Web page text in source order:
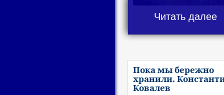
Читать далее
Пока мы бережно
хранили.
Ковалев